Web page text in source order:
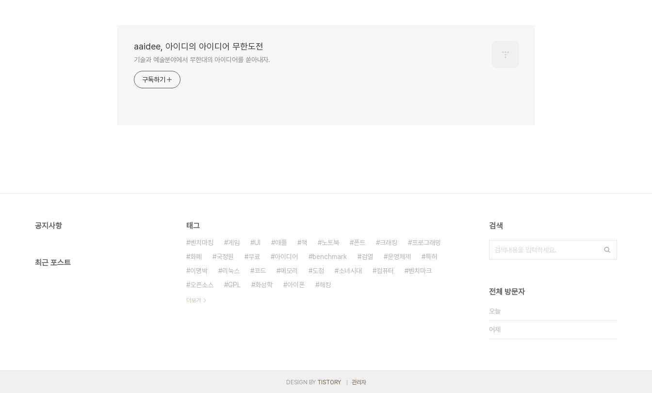
aaidee, 아이디의 아이디어 무한도전
기술과 예술분야에서 무한대의 아이디어를 쏟아내자.
구독하기
공지사항
최근 포스트
태그
벤치마킹 게임 UI 애플 책 노트북 폰트 크래킹
프로그래밍
화폐
국정원 무료 아이디어 benchmark 검열 운영체제
특허
이명박
리눅스 코드 메모리 도청 소녀시대 컴퓨터
벤치마크
오픈소스
GPL 화성학 아이폰 해킹
더보기
검색
전체 방문자
오늘
어제
DESIGN BY TISTORY 관리자